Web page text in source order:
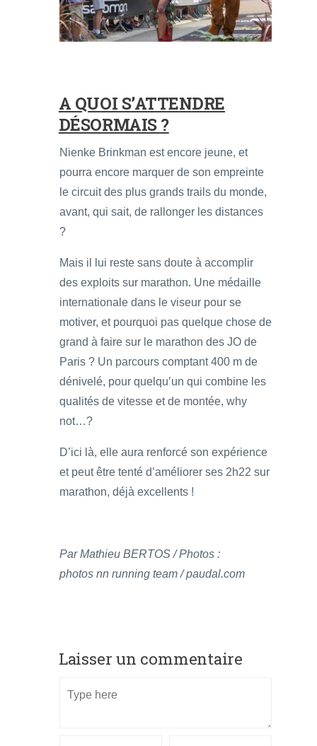
A QUOI S’ATTENDRE
DÉSORMAIS ?
Nienke Brinkman est encore jeune, et
pourra encore marquer de son empreinte
le circuit des plus grands trails du monde,
avant, qui sait, de rallonger les distances
?
Mais il lui reste sans doute à accomplir
des exploits sur marathon. Une médaille
internationale dans le viseur pour se
motiver, et pourquoi pas quelque chose de
grand à faire sur le marathon des JO de
Paris ? Un parcours comptant 400 m de
dénivelé, pour quelqu’un qui combine les
qualités de vitesse et de montée, why
not…?
D’ici là, elle aura renforcé son expérience
et peut être tenté d’améliorer ses 2h22 sur
marathon, déjà excellents !
Par Mathieu BERTOS / Photos :
photos nn running team /paudal.com
Laisser un commentaire